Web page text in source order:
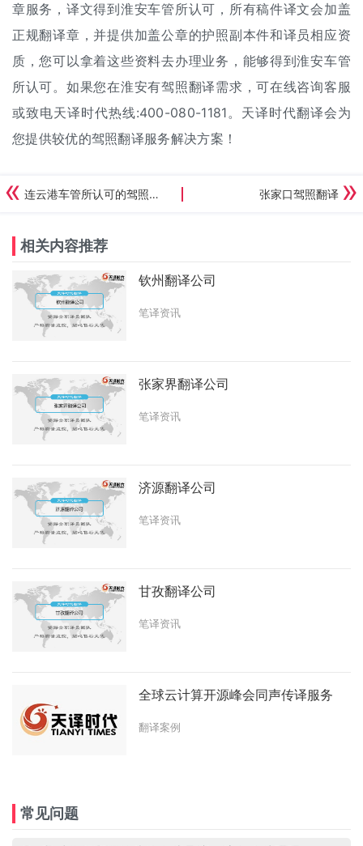
章服务，译文得到淮安车管所认可，所有稿件译文会加盖
正规翻译章，并提供加盖公章的护照副本件和译员相应资
质，您可以拿着这些资料去办理业务，能够得到淮安车管
所认可。如果您在淮安有驾照翻译需求，可在线咨询客服
或致电天译时代热线:400-080-1181。天译时代翻译会为
您提供较优的驾照翻译服务解决方案！
连云港车管所认可的驾照翻译公司 张家口驾照翻译
相关内容推荐
钦州翻译公司
笔译资讯
张家界翻译公司
笔译资讯
济源翻译公司
笔译资讯
甘孜翻译公司
笔译资讯
全球云计算开源峰会同声传译服务
翻译案例
常见问题